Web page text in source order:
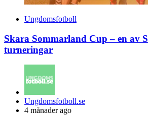
Ungdomsfotboll
Skara Sommarland Cup – en av
turneringar
Posted
by
Ungdomsfotboll.se
4 månader ago